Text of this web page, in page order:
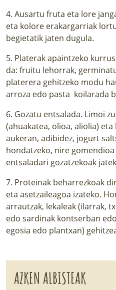
4. Ausartu fruta eta lore
eta kolore erakargarriak
begietatik jaten dugula.
5. Platerak apaintzeko
da: fruitu lehorrak,
platerera gehitzeko modu
arroza edo pasta koilarada
6. Gozatu entsalada. Limoi
(ahuakatea, olioa, aliolia)
aukeran, adibidez, jogurt
hondatzeko, nire
entsaladari gozatzekoak
7. Proteinak beharrezkoak
eta asetzaileagoa izateko.
arrautzak, lekaleak (ilarrak,
edo sardinak kontserban
egosia edo plantxan)
AZKEN ALBISTEAK